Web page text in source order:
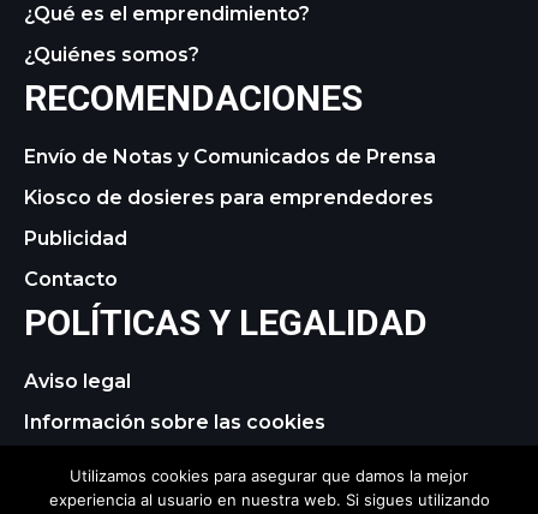
¿Qué es el emprendimiento?
¿Quiénes somos?
RECOMENDACIONES
Envío de Notas y Comunicados de Prensa
Kiosco de dosieres para emprendedores
Publicidad
Contacto
POLÍTICAS Y LEGALIDAD
Aviso legal
Información sobre las cookies
Utilizamos cookies para asegurar que damos la mejor
experiencia al usuario en nuestra web. Si sigues utilizando